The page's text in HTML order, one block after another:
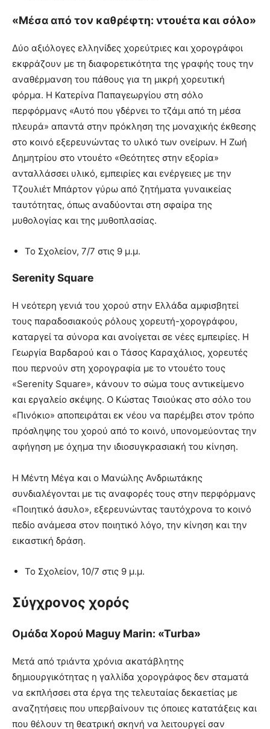
«Μέσα από τον καθρέφτη: ντουέτα και σόλο»
Δύο αξιόλογες ελληνίδες χορεύτριες και χορογράφοι
εκφράζουν με τη διαφορετικότητα της γραφής τους την
αναθέρμανση του πάθους για τη μικρή χορευτική
φόρμα. Η Κατερίνα Παπαγεωργίου στη σόλο
περφόρμανς «Αυτό που γδέρνει το τζάμι από τη μέσα
πλευρά» απαντά στην πρόκληση της μοναχικής έκθεσης
στο κοινό εξερευνώντας το υλικό των ονείρων. Η Ζωή
Δημητρίου στο ντουέτο «Θεότητες στην εξορία»
ανταλλάσσει υλικό, εμπειρίες και ενέργειες με την
Τζουλιέτ Μπάρτον γύρω από ζητήματα γυναικείας
ταυτότητας, όπως αναδύονται στη σφαίρα της
μυθολογίας και της μυθοπλασίας.
Το Σχολείον, 7/7 στις 9 μ.μ.
Serenity Square
Η νεότερη γενιά του χορού στην Ελλάδα αμφισβητεί
τους παραδοσιακούς ρόλους χορευτή-χορογράφου,
καταργεί τα σύνορα και ανοίγεται σε νέες εμπειρίες. Η
Γεωργία Βαρδαρού και ο Τάσος Καραχάλιος, χορευτές
που περνούν στη χορογραφία με το ντουέτο τους
«Serenity Square», κάνουν το σώμα τους αντικείμενο
και εργαλείο σκέψης. Ο Κώστας Τσιούκας στο σόλο του
«Πινόκιο» αποπειράται εκ νέου να παρέμβει στον τρόπο
πρόσληψης του χορού από το κοινό, υπονομεύοντας την
αφήγηση με όχημα την ιδιοσυγκρασιακή του κίνηση.
Η Μέντη Μέγα και ο Μανώλης Ανδριωτάκης
συνδιαλέγονται με τις αναφορές τους στην περφόρμανς
«Ποιητικό άσυλο», εξερευνώντας ταυτόχρονα το κοινό
πεδίο ανάμεσα στον ποιητικό λόγο, την κίνηση και την
εικαστική δράση.
Το Σχολείον, 10/7 στις 9 μ.μ.
Σύγχρονος χορός
Ομάδα Χορού Maguy Marin: «Turba»
Μετά από τριάντα χρόνια ακατάβλητης
δημιουργικότητας η γαλλίδα χορογράφος δεν σταματά
να εκπλήσσει στα έργα της τελευταίας δεκαετίας με
αναζητήσεις που υπερβαίνουν τις όποιες κατατάξεις και
που θέλουν τη θεατρική σκηνή να λειτουργεί σαν